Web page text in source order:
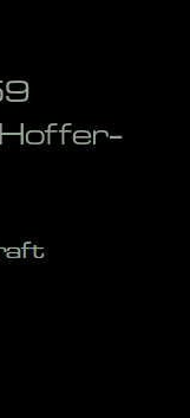
Hoffer-